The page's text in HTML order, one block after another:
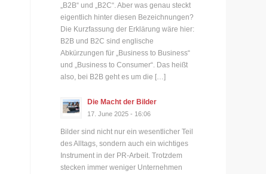
„B2B“ und „B2C“. Aber was genau steckt
eigentlich hinter diesen Bezeichnungen?
Die Kurzfassung der Erklärung wäre hier:
B2B und B2C sind englische
Abkürzungen für „Business to Business“
und „Business to Consumer“. Das heißt
also, bei B2B geht es um die […]
Die Macht der Bilder
17. June 2025 - 16:06
Bilder sind nicht nur ein wesentlicher Teil
des Alltags, sondern auch ein wichtiges
Instrument in der PR-Arbeit. Trotzdem
stecken immer weniger Unternehmen